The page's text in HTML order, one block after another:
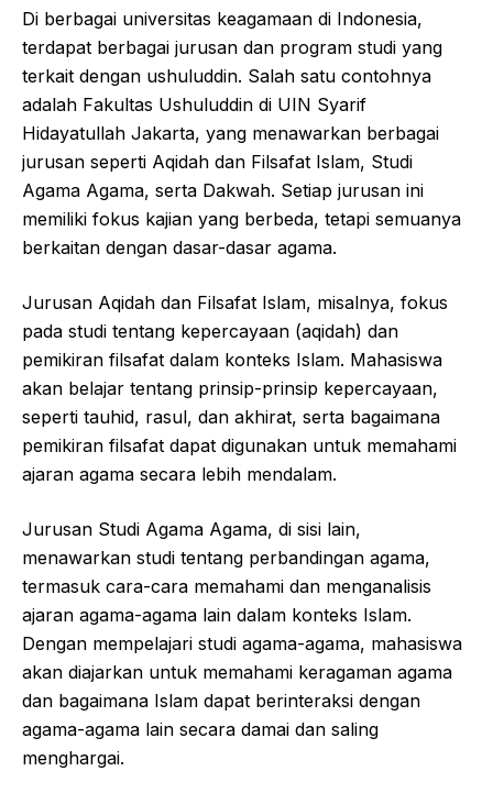
Di berbagai universitas keagamaan di Indonesia,
terdapat berbagai jurusan dan program studi yang
terkait dengan ushuluddin. Salah satu contohnya
adalah Fakultas Ushuluddin di UIN Syarif
Hidayatullah Jakarta, yang menawarkan berbagai
jurusan seperti Aqidah dan Filsafat Islam, Studi
Agama Agama, serta Dakwah. Setiap jurusan ini
memiliki fokus kajian yang berbeda, tetapi semuanya
berkaitan dengan dasar-dasar agama.
Jurusan Aqidah dan Filsafat Islam, misalnya, fokus
pada studi tentang kepercayaan (aqidah) dan
pemikiran filsafat dalam konteks Islam. Mahasiswa
akan belajar tentang prinsip-prinsip kepercayaan,
seperti tauhid, rasul, dan akhirat, serta bagaimana
pemikiran filsafat dapat digunakan untuk memahami
ajaran agama secara lebih mendalam.
Jurusan Studi Agama Agama, di sisi lain,
menawarkan studi tentang perbandingan agama,
termasuk cara-cara memahami dan menganalisis
ajaran agama-agama lain dalam konteks Islam.
Dengan mempelajari studi agama-agama, mahasiswa
akan diajarkan untuk memahami keragaman agama
dan bagaimana Islam dapat berinteraksi dengan
agama-agama lain secara damai dan saling
menghargai.